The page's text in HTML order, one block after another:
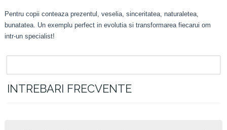
Pentru copii conteaza prezentul, veselia, sinceritatea, naturaletea,
bunatatea. Un exemplu perfect in evolutia si transformarea fiecarui om
intr-un specialist!
INTREBARI FRECVENTE